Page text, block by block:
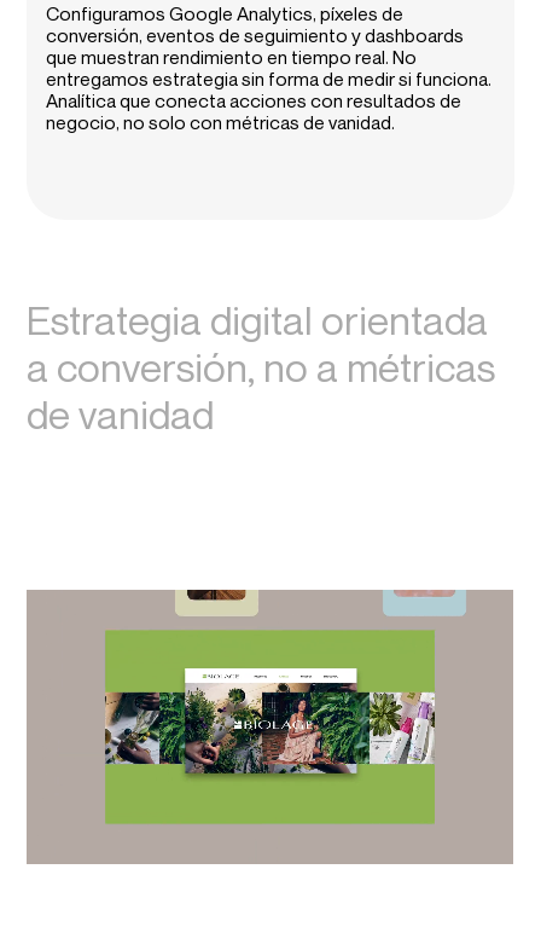
Configuramos Google Analytics, píxeles de
conversión, eventos de seguimiento y dashboards
que muestran rendimiento en tiempo real. No
entregamos estrategia sin forma de medir si funciona.
Analítica que conecta acciones con resultados de
negocio, no solo con métricas de vanidad.
Estrategia digital orientada
a conversión, no a métricas
de vanidad